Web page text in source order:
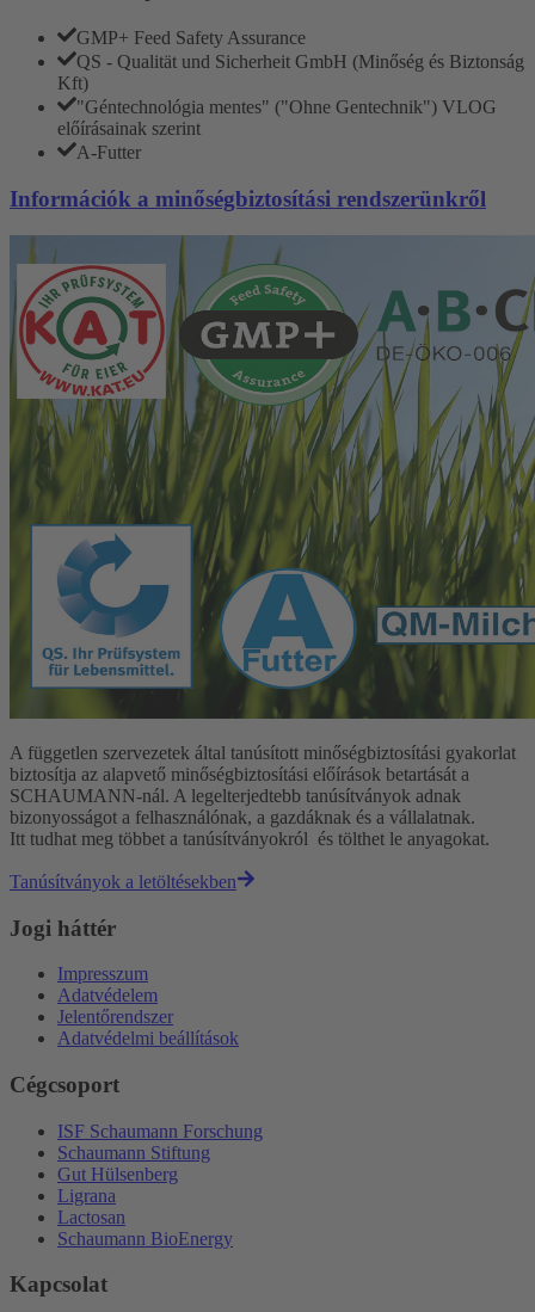
GMP+ Feed Safety Assurance
QS - Qualität und Sicherheit GmbH (Minőség és Biztonság
Kft)
"Géntechnológia mentes" ("Ohne Gentechnik") VLOG
előírásainak szerint
A-Futter
Információk a minőségbiztosítási rendszerünkről
A független szervezetek által tanúsított minőségbiztosítási gyakorlat
biztosítja az alapvető minőségbiztosítási előírások betartását a
SCHAUMANN-nál. A legelterjedtebb tanúsítványok adnak
bizonyosságot a felhasználónak, a gazdáknak és a vállalatnak.
Itt tudhat meg többet a tanúsítványokról és tölthet le anyagokat.
Tanúsítványok a letöltésekben
Jogi háttér
Impresszum
Adatvédelem
Jelentőrendszer
Adatvédelmi beállítások
Cégcsoport
ISF Schaumann Forschung
Schaumann Stiftung
Gut Hülsenberg
Ligrana
Lactosan
Schaumann BioEnergy
Kapcsolat